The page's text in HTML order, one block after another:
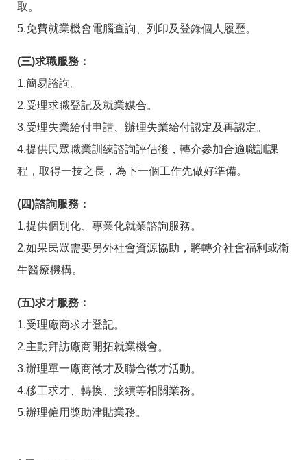
取。
5.免費就業機會電腦查詢、列印及登錄個人履歷。
(三)求職服務：
1.簡易諮詢。
2.受理求職登記及就業媒合。
3.受理失業給付申請、辦理失業給付認定及再認定。
4.提供民眾職業訓練諮詢評估後，轉介參加合適職訓課
程，取得一技之長，為下一個工作先做好準備。
(四)諮詢服務：
1.提供個別化、專業化就業諮詢服務。
2.如果民眾需要另外社會資源協助，將轉介社會福利或衛
生醫療機構。
(五)求才服務：
1.受理廠商求才登記。
2.主動拜訪廠商開拓就業機會。
3.辦理單一廠商徵才及聯合徵才活動。
4.移工求才、轉換、接續等相關業務。
5.辦理僱用獎助津貼業務。